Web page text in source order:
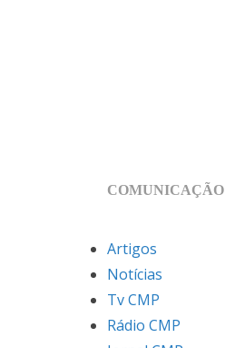
COMUNICAÇÃO
Artigos
Notícias
Tv CMP
Rádio CMP